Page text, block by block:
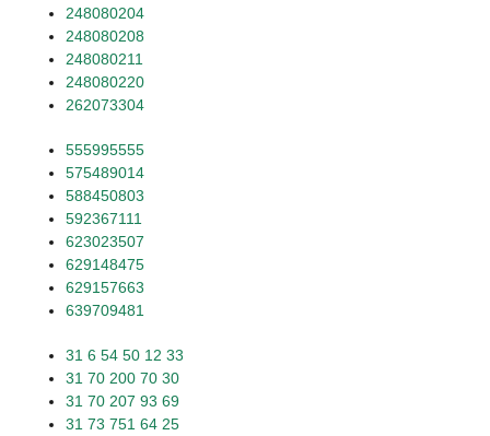
248080204
248080208
248080211
248080220
262073304
555995555
575489014
588450803
592367111
623023507
629148475
629157663
639709481
31 6 54 50 12 33
31 70 200 70 30
31 70 207 93 69
31 73 751 64 25